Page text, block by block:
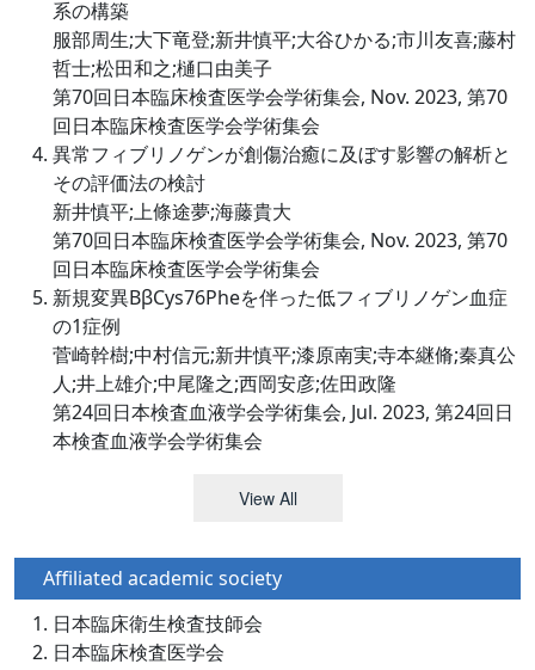
系の構築
服部周生;大下竜登;新井慎平;大谷ひかる;市川友喜;藤村
哲士;松田和之;樋口由美子
第70回日本臨床検査医学会学術集会, Nov. 2023, 第70
回日本臨床検査医学会学術集会
異常フィブリノゲンが創傷治癒に及ぼす影響の解析と
その評価法の検討
新井慎平;上條途夢;海藤貴大
第70回日本臨床検査医学会学術集会, Nov. 2023, 第70
回日本臨床検査医学会学術集会
新規変異BβCys76Pheを伴った低フィブリノゲン血症
の1症例
菅崎幹樹;中村信元;新井慎平;漆原南実;寺本継脩;秦真公
人;井上雄介;中尾隆之;西岡安彦;佐田政隆
第24回日本検査血液学会学術集会, Jul. 2023, 第24回日
本検査血液学会学術集会
View All
Affiliated academic society
日本臨床衛生検査技師会
日本臨床検査医学会